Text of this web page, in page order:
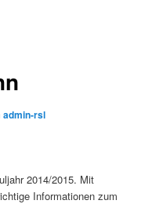
admin-rsl
2014/2015. Mit
Informationen zum